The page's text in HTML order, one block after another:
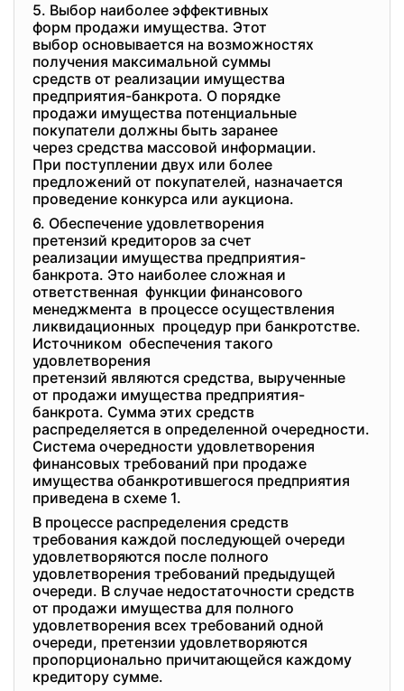
5. Выбор наиболее эффективных
форм продажи имущества. Этот
выбор основывается на возможностях
получения максимальной суммы
средств от реализации имущества
предприятия-банкрота. О порядке
продажи имущества потенциальные
покупатели должны быть заранее
через средства массовой информации.
При поступлении двух или более
предложений от покупателей, назначается
проведение конкурса или аукциона.
6. Обеспечение удовлетворения
претензий кредиторов за счет
реализации имущества предприятия-
банкрота. Это наиболее сложная и
ответственная функции финансового
менеджмента в процессе осуществления
ликвидационных процедур при банкротстве.
Источником обеспечения такого
удовлетворения
претензий являются средства, вырученные
от продажи имущества предприятия-
банкрота. Сумма этих средств
распределяется в определенной очередности.
Система очередности удовлетворения
финансовых требований при продаже
имущества обанкротившегося предприятия
приведена в схеме 1.
В процессе распределения средств
требования каждой последующей очереди
удовлетворяются после полного
удовлетворения требований предыдущей
очереди. В случае недостаточности средств
от продажи имущества для полного
удовлетворения всех требований одной
очереди, претензии удовлетворяются
пропорционально причитающейся каждому
кредитору сумме.